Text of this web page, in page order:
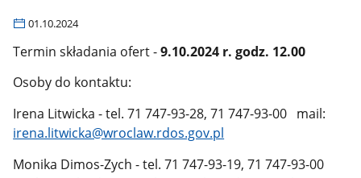
01.10.2024
Termin składania ofert -9.10.2024 r. godz. 12.00
Osoby do kontaktu:
Irena Litwicka - tel. 71 747-93-28, 71 747-93-00 mail:
irena.litwicka@wroclaw.rdos.gov.pl
Monika Dimos-Zych - tel. 71 747-93-19, 71 747-93-00